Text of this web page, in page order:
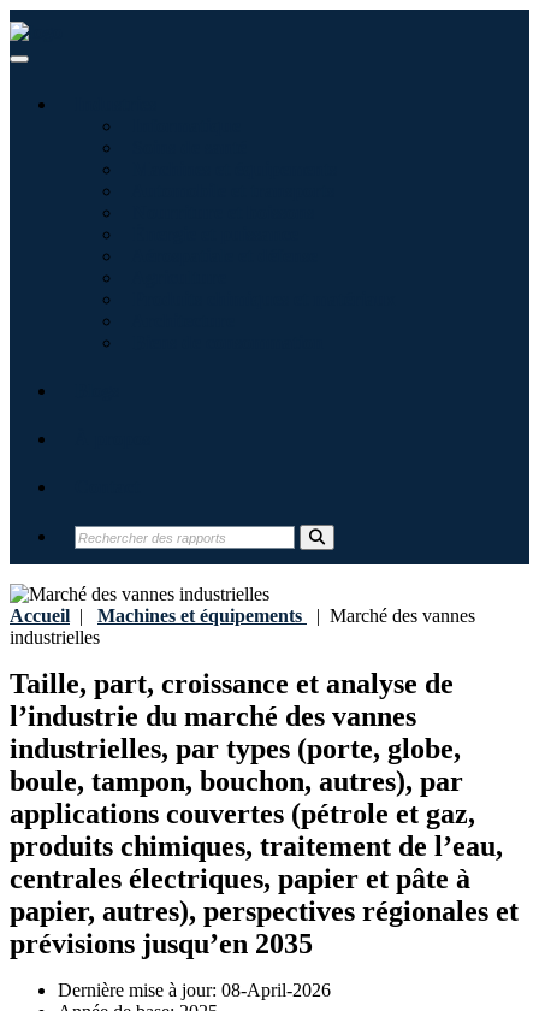
Accueil | Machines et équipements | Marché des vannes
industrielles
Taille, part, croissance et analyse de
l’industrie du marché des vannes
industrielles, par types (porte, globe,
boule, tampon, bouchon, autres), par
applications couvertes (pétrole et gaz,
produits chimiques, traitement de l’eau,
centrales électriques, papier et pâte à
papier, autres), perspectives régionales et
prévisions jusqu’en 2035
Dernière mise à jour: 08-April-2026